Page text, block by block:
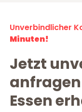
Unverbindlicher
Minuten!
Jetzt
anfragen
Essen